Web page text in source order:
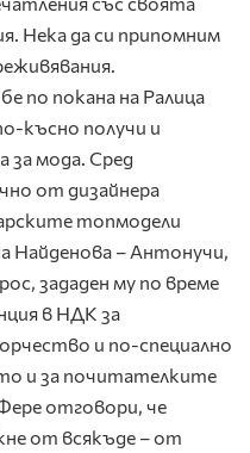
Нека да си припомним
по покана на Ралица
късно получи и
за мода. Сред
от дизайнера
топмодели
Найденова – Антонучи,
зададен му по време
в НДК за
и по-специално
и за почитателките
отговори, че
от всякъде – от